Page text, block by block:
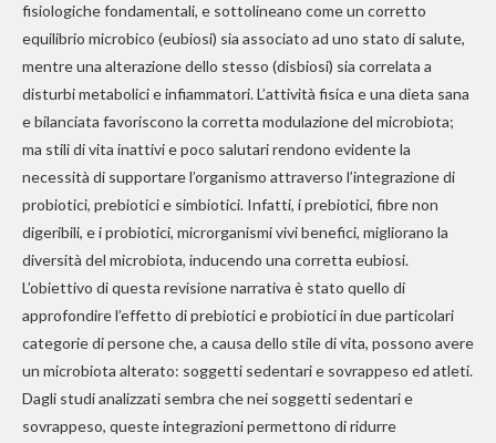
fisiologiche fondamentali, e sottolineano come un corretto
equilibrio microbico (eubiosi) sia associato ad uno stato di salute,
mentre una alterazione dello stesso (disbiosi) sia correlata a
disturbi metabolici e infiammatori. L’attività fisica e una dieta sana
e bilanciata favoriscono la corretta modulazione del microbiota;
ma stili di vita inattivi e poco salutari rendono evidente la
necessità di supportare l’organismo attraverso l’integrazione di
probiotici, prebiotici e simbiotici. Infatti, i prebiotici, fibre non
digeribili, e i probiotici, microrganismi vivi benefici, migliorano la
diversità del microbiota, inducendo una corretta eubiosi.
L’obiettivo di questa revisione narrativa è stato quello di
approfondire l’effetto di prebiotici e probiotici in due particolari
categorie di persone che, a causa dello stile di vita, possono avere
un microbiota alterato: soggetti sedentari e sovrappeso ed atleti.
Dagli studi analizzati sembra che nei soggetti sedentari e
sovrappeso, queste integrazioni permettono di ridurre